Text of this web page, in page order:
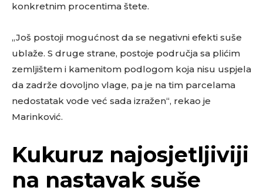
konkretnim procentima štete.
„Još postoji mogućnost da se negativni efekti suše
ublaže. S druge strane, postoje područja sa plićim
zemljištem i kamenitom podlogom koja nisu uspjela
da zadrže dovoljno vlage, pa je na tim parcelama
nedostatak vode već sada izražen“, rekao je
Marinković.
Kukuruz najosjetljiviji
na nastavak suše